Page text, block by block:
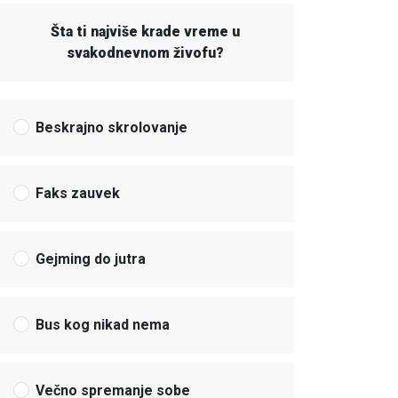
Šta ti najviše krade vreme u
svakodnevnom živofu?
Beskrajno skrolovanje
Faks zauvek
Gejming do jutra
Bus kog nikad nema
Večno spremanje sobe